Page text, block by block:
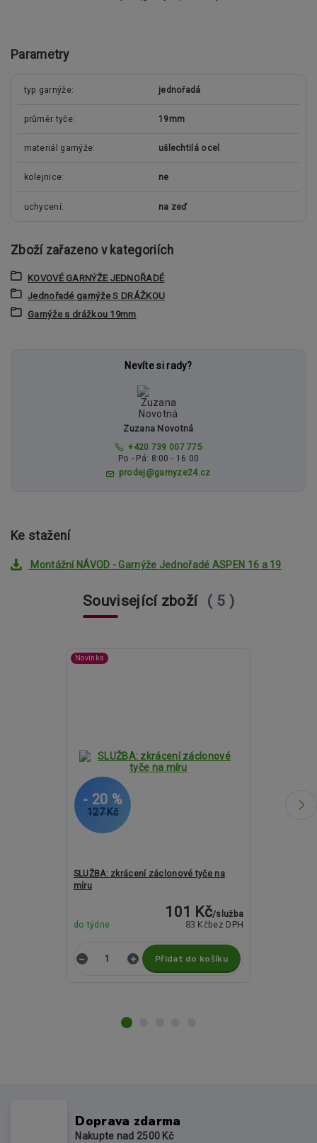
Parametry
typ garnýže jednořadá
průměr tyče 19mm
materiál garnýže ušlechtilá ocel
kolejnice ne
uchycení na zeď
Zboží zařazeno v kategoriích
KOVOVÉ GARNÝŽE JEDNOŘADÉ
Jednořadé garnýže S DRÁŽKOU
Garnýže s drážkou 19mm
Nevíte si rady?
Zuzana Novotná
+420 739 007 775
Po - Pá: 8:00 - 16:00
prodej@garnyze24.cz
Ke stažení
Montážní NÁVOD - Garnýže Jednořadé ASPEN 16 a 19
Související zboží 5
Novinka
127 Kč
- 20 %
SLUŽBA: zkrácení záclonové tyče na
míru
101 Kč/služba
83 Kč bez DPH
do týdne
Přidat do košíku
1 483 Kč
- 27 %
Doprava zdarma
Nakupte nad 2500 Kč